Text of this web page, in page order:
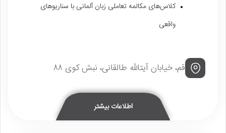
کلاس‌های مکالمه تعاملی زبان آلمانی با سناریوهای
واقعی
قم، خیابان آیتالله طالقانی، نبش کوی ۸۸
اطلاعات بیشتر